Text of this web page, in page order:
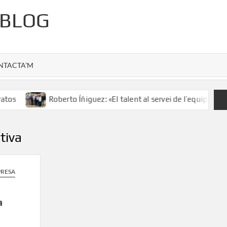
Roberto Íñiguez: «El talent al servei de l’equip»